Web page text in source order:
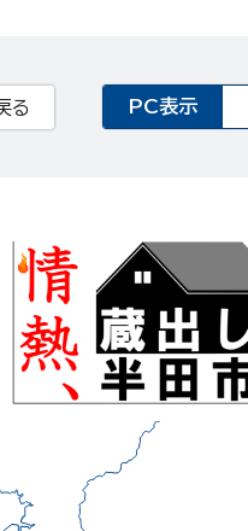
る PC表示